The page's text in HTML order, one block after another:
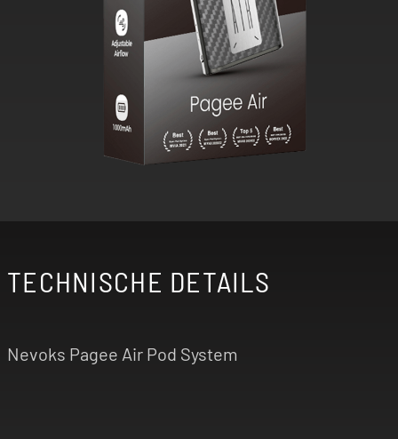
TECHNISCHE DETAILS
Nevoks Pagee Air Pod System